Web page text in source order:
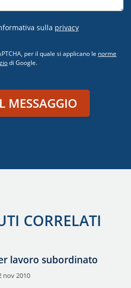
sulla privacy
per il quale si applicano le norme
di Google.
MESSAGGIO
CORRELATI
lavoro subordinato
nov 2010